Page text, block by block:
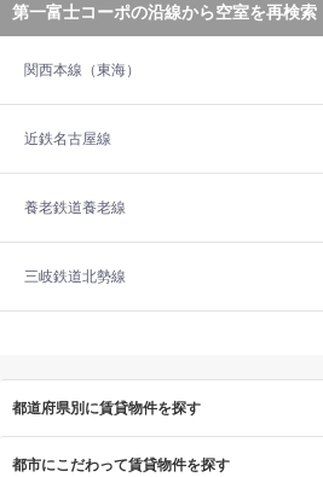
第一富士コーポの沿線から空室を再検索
関西本線（東海）
近鉄名古屋線
養老鉄道養老線
三岐鉄道北勢線
都道府県別に賃貸物件を探す
都市にこだわって賃貸物件を探す